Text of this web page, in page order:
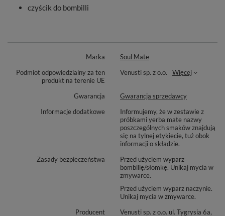
czyścik do bombilli
Marka
Soul Mate
Podmiot odpowiedzialny za ten
produkt na terenie UE
Venusti sp. z o.o. Więcej
Gwarancja
Gwarancja sprzedawcy
Informacje dodatkowe
Informujemy, że w zestawie z
próbkami yerba mate nazwy
poszczególnych smaków znajdują
się na tylnej etykiecie, tuż obok
informacji o składzie.
Zasady bezpieczeństwa
Przed użyciem wyparz
bombillę/słomkę. Unikaj mycia w
zmywarce.
Przed użyciem wyparz naczynie.
Unikaj mycia w zmywarce.
Producent
Venusti sp. z o.o. ul. Tygrysia 6a,